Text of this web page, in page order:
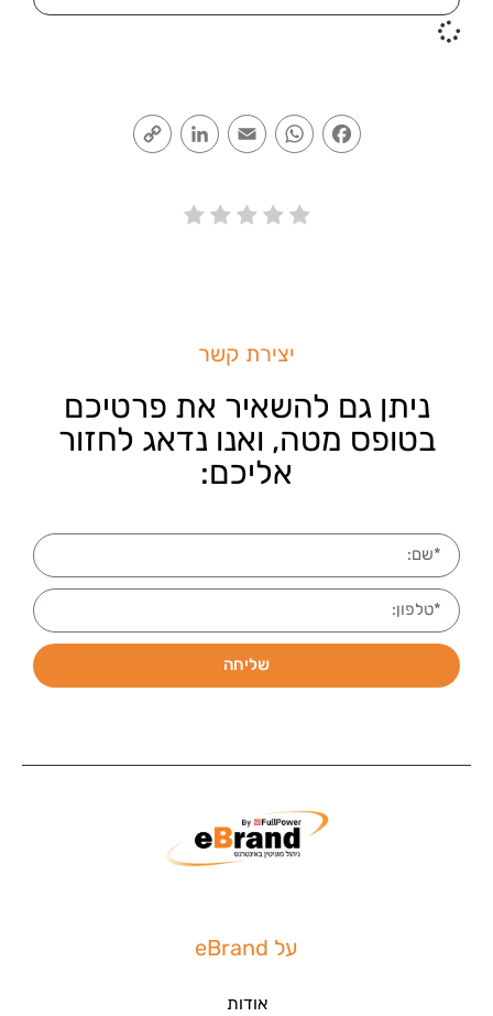
Facebook
WhatsApp
Email
LinkedIn
יצירת קשר
ניתן גם להשאיר את פרטיכם
בטופס מטה, ואנו נדאג לחזור
אליכם:
שליחה
על eBrand
אודות